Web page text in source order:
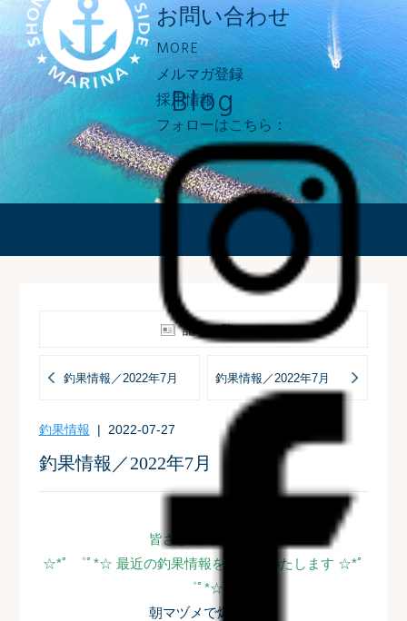
お問い合わせ
MORE
メルマガ登録
採用情報
フォローはこちら：
Blog
記事一覧へ
釣果情報／2022年7月 釣果情報／2022年7月
釣果情報 | 2022-07-27
釣果情報／2022年7月
皆さまこんにちは
☆*ﾟ ゜ﾟ*☆ 最近の釣果情報をお届けいたします ☆*ﾟ
゜ﾟ*☆
朝マヅメで爆釣！